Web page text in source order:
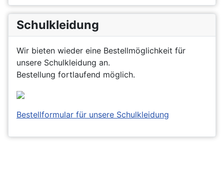
Schulkleidung
Wir bieten wieder eine Bestellmöglichkeit für
unsere Schulkleidung an.
Bestellung fortlaufend möglich.
Bestellformular für unsere Schulkleidung